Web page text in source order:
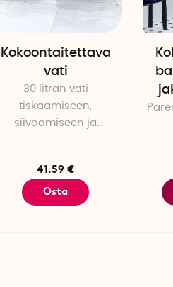
Kokoontaitettava
vati
30 litran vati
tiskaamiseen,
siivoamiseen ja
41.59 €
Osta